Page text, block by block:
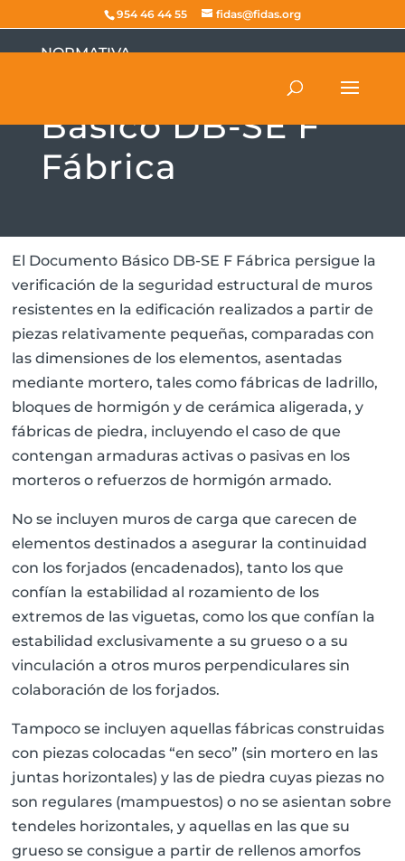
954 46 44 55 fidas@fidas.org
NORMATIVA
Básico DB-SE F
Fábrica
El Documento Básico DB-SE F Fábrica persigue la
verificación de la seguridad estructural de muros
resistentes en la edificación realizados a partir de
piezas relativamente pequeñas, comparadas con
las dimensiones de los elementos, asentadas
mediante mortero, tales como fábricas de ladrillo,
bloques de hormigón y de cerámica aligerada, y
fábricas de piedra, incluyendo el caso de que
contengan armaduras activas o pasivas en los
morteros o refuerzos de hormigón armado.
No se incluyen muros de carga que carecen de
elementos destinados a asegurar la continuidad
con los forjados (encadenados), tanto los que
confían la estabilidad al rozamiento de los
extremos de las viguetas, como los que confían la
estabilidad exclusivamente a su grueso o a su
vinculación a otros muros perpendiculares sin
colaboración de los forjados.
Tampoco se incluyen aquellas fábricas construidas
con piezas colocadas “en seco” (sin mortero en las
juntas horizontales) y las de piedra cuyas piezas no
son regulares (mampuestos) o no se asientan sobre
tendeles horizontales, y aquellas en las que su
grueso se consigue a partir de rellenos amorfos